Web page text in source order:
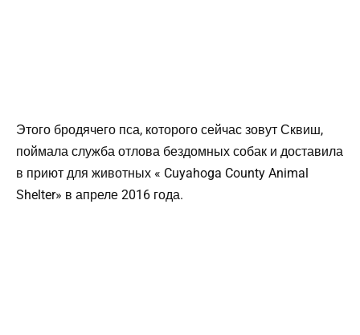
Этого бродячего пса, которого сейчас зовут Сквиш,
поймала служба отлова бездомных собак и доставила
в приют для животных « Cuyahoga County Animal
Shelter» в апреле 2016 года.